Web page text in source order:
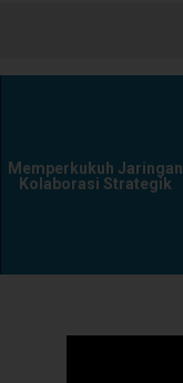
Memperkukuh Jaringan
Kolaborasi Strategik